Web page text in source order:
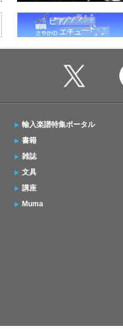
輸入楽譜特集ポータル
書籍
雑誌
文具
講座
Muma